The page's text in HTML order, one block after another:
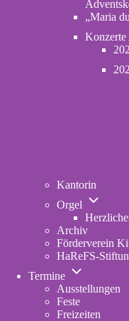
„Maria
Kantorin
Orgel
Orgel
Archiv
Förderverein
HaReFS-
Termine
Termine
Ausstellungen
Feste
Freizeiten